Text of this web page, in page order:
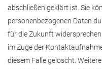
abschließen geklärt ist. Sie
personenbezogenen Daten
für die Zukunft
im Zuge der
diesem Falle gelöscht.